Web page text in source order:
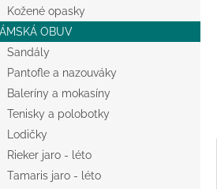
Kožené opasky
OBUV
Sandály
Pantofle a nazouváky
Baleríny a mokasíny
Tenisky a polobotky
Lodičky
Rieker jaro - léto
Tamaris jaro - léto